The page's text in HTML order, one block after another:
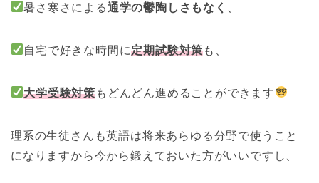
暑さ寒さによる通学の鬱陶しさもなく
自宅で好きな時間に定期試験対策も、
大学受験対策もどんどん進めることができます
理系の生徒さんも英語は将来あらゆる分野で使うこと
になりますから今から鍛えておいた方がいいですし、